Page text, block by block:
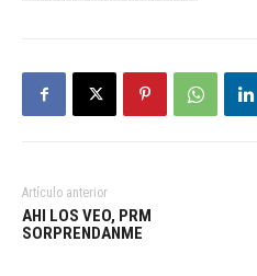
Artículo anterior
AHI LOS VEO, PRM
SORPRENDANME